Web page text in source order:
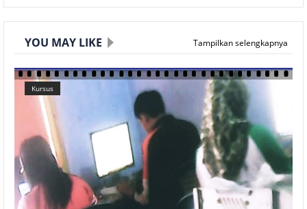
YOU MAY LIKE Tampilkan selengkapnya
Kursus